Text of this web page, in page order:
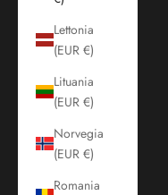
Lettonia
(EUR €)
Lituania
(EUR €)
Norvegia
(EUR €)
Romania